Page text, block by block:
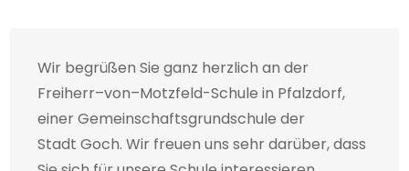
Wir begrüßen Sie ganz herzlich an der
Freiherr–von–Motzfeld-Schule in Pfalzdorf,
einer Gemeinschaftsgrundschule der
Stadt Goch. Wir freuen uns sehr darüber, dass